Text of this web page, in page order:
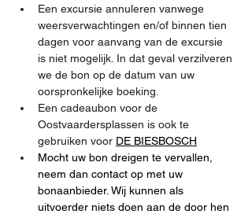
Een excursie annuleren vanwege
weersverwachtingen en/of binnen tien
dagen voor aanvang van de excursie
is niet mogelijk. In dat geval verzilveren
we de bon op de datum van uw
oorspronkelijke boeking.
Een cadeaubon voor de
Oostvaardersplassen is ook te
gebruiken voor DE BIESBOSCH
Mocht uw bon dreigen te vervallen,
neem dan contact op met uw
bonaanbieder. Wij kunnen als
uitvoerder niets doen aan de door hen